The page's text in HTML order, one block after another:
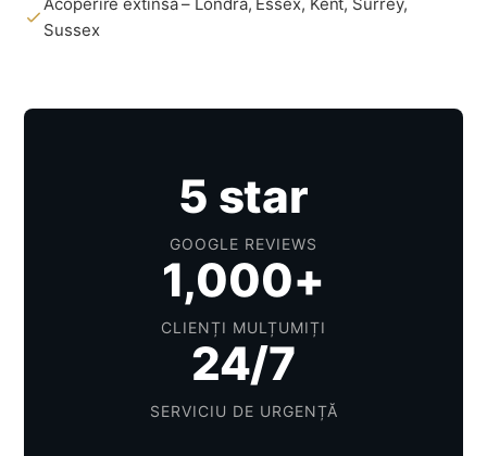
Sussex
5 star
GOOGLE REVIEWS
1,000+
CLIENȚI MULȚUMIȚI
24/7
SERVICIU DE URGENȚĂ